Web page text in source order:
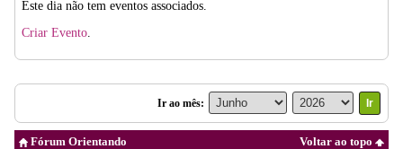
Este dia não tem eventos associados.
Criar Evento
Ir ao mês:
Voltar ao topo
Fórum Orientando